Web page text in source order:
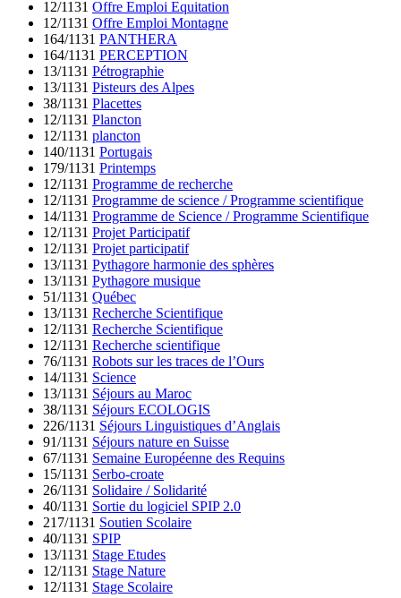
12/1131 Offre Emploi Equitation
12/1131 Offre Emploi Montagne
164/1131 PANTHERA
164/1131 PERCEPTION
13/1131 Pétrographie
13/1131 Pisteurs des Alpes
38/1131 Placettes
12/1131 Plancton
12/1131 plancton
140/1131 Portugais
179/1131 Printemps
12/1131 Programme de recherche
12/1131 Programme de science / Programme scientifique
14/1131 Programme de Science / Programme Scientifique
12/1131 Projet Participatif
12/1131 Projet participatif
13/1131 Pythagore harmonie des sphères
13/1131 Pythagore musique
51/1131 Québec
13/1131 Recherche Scientifique
12/1131 Recherche Scientifique
12/1131 Recherche scientifique
76/1131 Robots sur les traces de l’Ours
14/1131 Science
13/1131 Séjours au Maroc
38/1131 Séjours ECOLOGIS
226/1131 Séjours Linguistiques d’Anglais
91/1131 Séjours nature en Suisse
67/1131 Semaine Européenne des Requins
15/1131 Serbo-croate
26/1131 Solidaire / Solidarité
40/1131 Sortie du logiciel SPIP 2.0
217/1131 Soutien Scolaire
40/1131 SPIP
13/1131 Stage Etudes
12/1131 Stage Nature
12/1131 Stage Scolaire